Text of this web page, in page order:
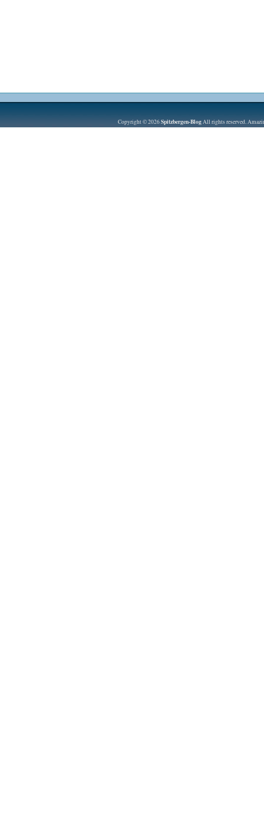
Copyright © 2026Spitzbergen-BlogAll rights reserved.